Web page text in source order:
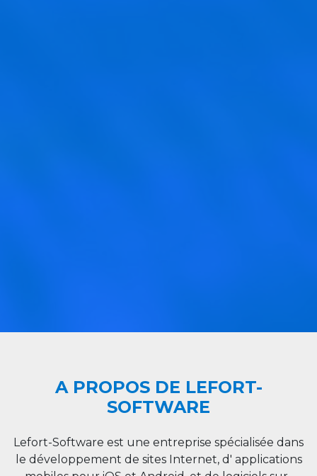
A PROPOS DE LEFORT-
SOFTWARE
Lefort-Software est une entreprise spécialisée dans
le développement de sites Internet, d' applications